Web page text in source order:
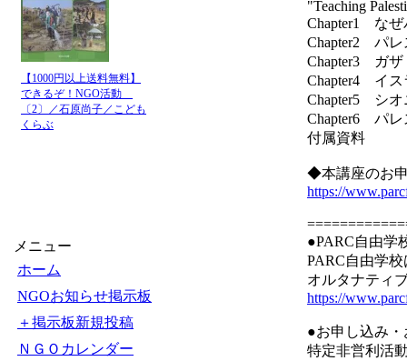
【1000円以上送料無料】
できるぞ！NGO活動
〔2〕／石原尚子／こども
くらぶ
メニュー
ホーム
NGOお知らせ掲示板
＋掲示板新規投稿
ＮＧＯカレンダー
"Teaching
Chapter1 なぜ
Chapter2 パレ
Chapter3 ガザ
Chapter4 イス
Chapter5 シオ
Chapter6 パレ
付属資料
◆本講座のお
https://
●PARC自由学
PARC自由学
オルタナティ
https://
●お申し込み
特定非営利活